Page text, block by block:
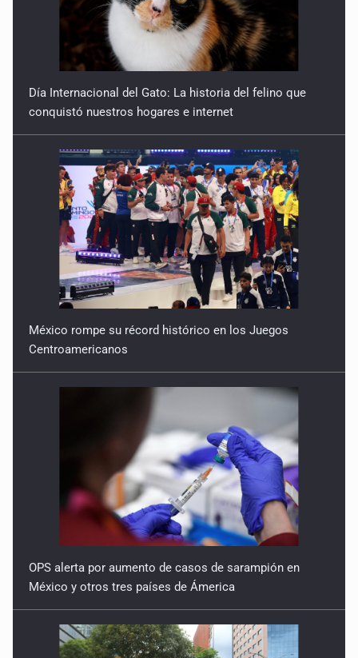
Día Internacional del Gato: La historia del felino que
conquistó nuestros hogares e internet
México rompe su récord histórico en los Juegos
Centroamericanos
OPS alerta por aumento de casos de sarampión en
México y otros tres países de Ámerica